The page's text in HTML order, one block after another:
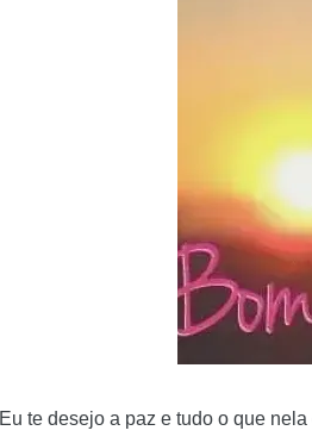
Eu te desejo a paz e tudo o que